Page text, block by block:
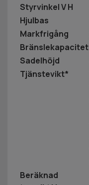
Styrvinkel V H
Hjulbas
Markfrigång
Bränslekapacitet
Sadelhöjd
Tjänstevikt*
Beräknad